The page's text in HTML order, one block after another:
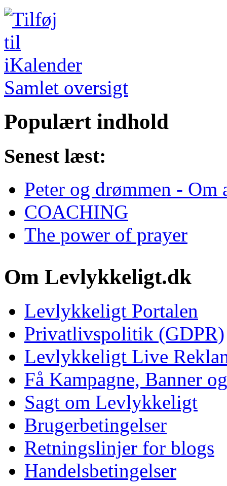
Samlet oversigt
Populært indhold
Senest læst:
Peter og drømmen -
COACHING
The power of prayer
Om Levlykkeligt.dk
Levlykkeligt Portalen
Privatlivspolitik (GDPR)
Levlykkeligt Live
Få Kampagne, Banner
Sagt om Levlykkeligt
Brugerbetingelser
Retningslinjer for blogs
Handelsbetingelser